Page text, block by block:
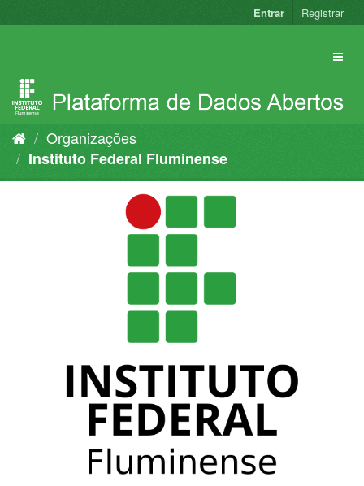
para
Entrar Registrar
Organizações
Instituto Federal Fluminense